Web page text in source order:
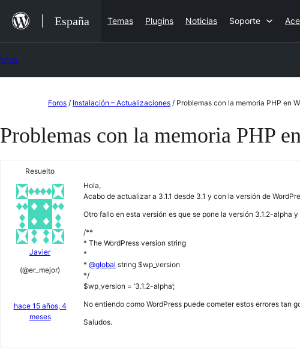
contenido
España Temas Plugins Noticias Soporte
contenido
Foros / Instalación – Actualizaciones / Problemas con la memoria PHP en
Problemas con la memoria PHP
Resuelto
Javier
(@er_mejor)
hace 15 años, 4
meses
Hola,
Acabo de actualizar a 3.1.1 desde 3.1 y con la versión de
Otro fallo en esta versión es que se pone la versión 3.1.2-alpha
/**
* The WordPress version string
*
* @global string $wp_version
*/
$wp_version = ‘3.1.2-alpha’;
No entiendo como WordPress puede cometer estos errores tan
Saludos.